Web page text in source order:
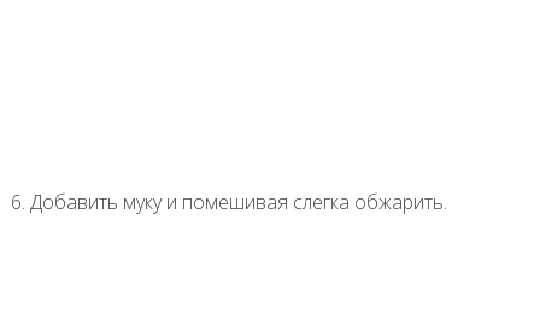
6. Добавить муку и помешивая слегка обжарить.